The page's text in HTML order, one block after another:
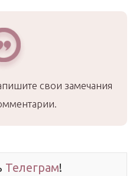
свои замечания
Телеграм!